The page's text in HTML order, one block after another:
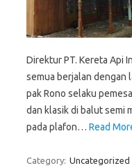
Direktur PT. Kereta Api
semua berjalan dengan
pak Rono selaku
dan klasik di balut semi
pada plafon… Read
Category: Uncategorized